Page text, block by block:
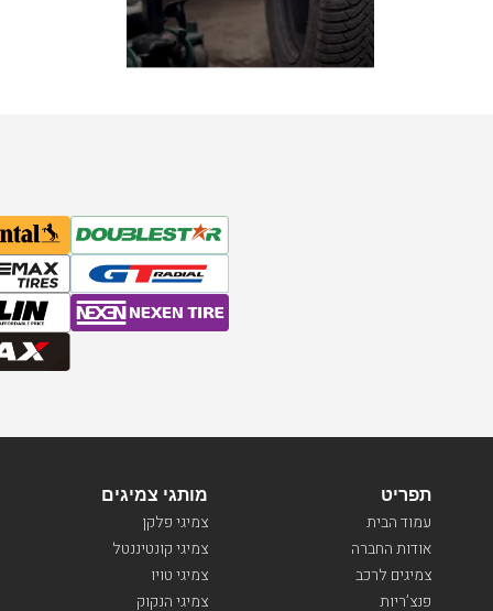
מותגי צמיגים
צמיגי פלקן
צמיגי קונטיננטל
צמיגי טויו
צמיגי הנקוק
תפריט
עמוד הבית
אודות החברה
צמיגים לרכב
פנצ’ריות